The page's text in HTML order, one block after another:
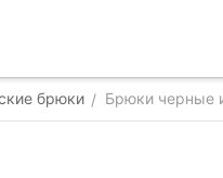
брюки / Брюки черные